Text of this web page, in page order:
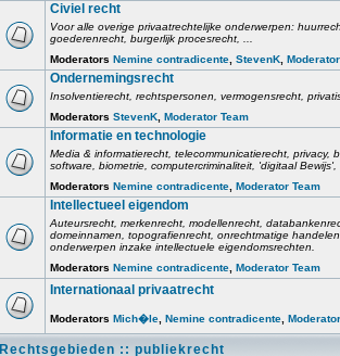
Civiel recht
Voor alle overige privaatrechtelijke onderwerpen:
goederenrecht, burgerlijk procesrecht, ...
Moderators Nemine contradicente StevenK
Ondernemingsrecht
Insolventierecht, rechtspersonen, vermogensrecht,
Moderators StevenK Moderator Team
Informatie en technologie
Media & informatierecht, telecommunicatierecht,
software, biometrie, computercriminaliteit, 'digitaal
Moderators Nemine contradicente Moderator Team
Intellectueel eigendom
Auteursrecht, merkenrecht, modellenrecht,
domeinnamen, topografienrecht, onrechtmatige
onderwerpen inzake intellectuele eigendomsrechten.
Moderators Nemine contradicente Moderator Team
Internationaal privaatrecht
Moderators Mich�le Nemine contradicente
Rechtsgebieden :: publiekrecht